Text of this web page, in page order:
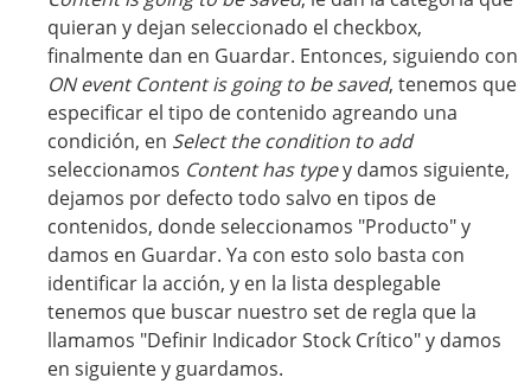
quieran y dejan seleccionado el checkbox,
finalmente dan en Guardar. Entonces, siguiendo con
ON event Content is going to be saved, tenemos que
especificar el tipo de contenido agreando una
condición, en Select the condition to add
seleccionamos Content has typey damos siguiente,
dejamos por defecto todo salvo en tipos de
contenidos, donde seleccionamos "Producto" y
damos en Guardar. Ya con esto solo basta con
identificar la acción, y en la lista desplegable
tenemos que buscar nuestro set de regla que la
llamamos "Definir Indicador Stock Crítico" y damos
en siguiente y guardamos.